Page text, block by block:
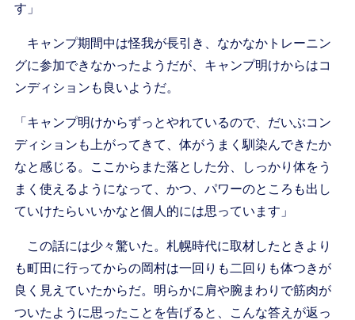
す」
キャンプ期間中は怪我が長引き、なかなかトレーニン
グに参加できなかったようだが、キャンプ明けからはコ
ンディションも良いようだ。
「キャンプ明けからずっとやれているので、だいぶコン
ディションも上がってきて、体がうまく馴染んできたか
なと感じる。ここからまた落とした分、しっかり体をう
まく使えるようになって、かつ、パワーのところも出し
ていけたらいいかなと個人的には思っています」
この話には少々驚いた。札幌時代に取材したときより
も町田に行ってからの岡村は一回りも二回りも体つきが
良く見えていたからだ。明らかに肩や腕まわりで筋肉が
ついたように思ったことを告げると、こんな答えが返っ